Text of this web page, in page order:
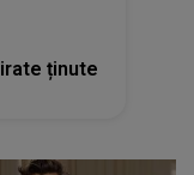
ținute